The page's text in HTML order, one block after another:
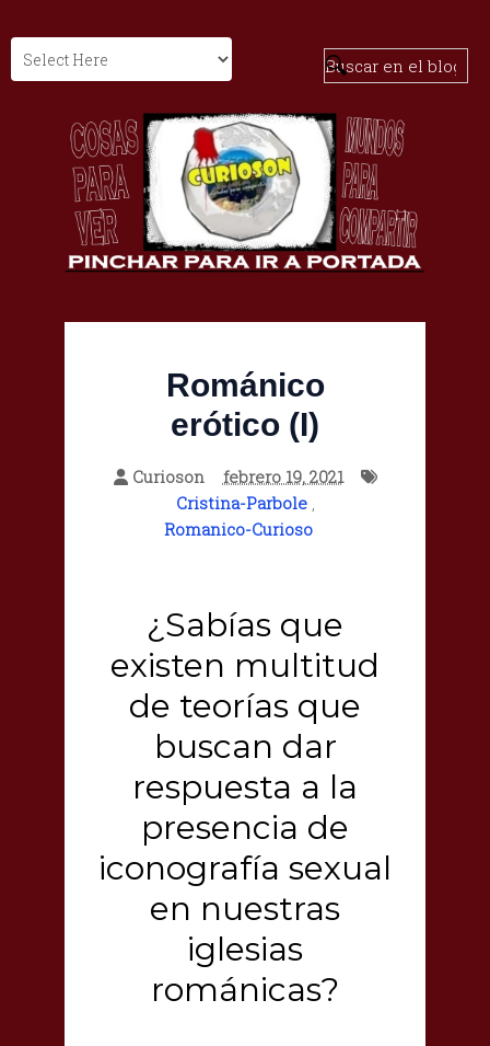
Románico
erótico (I)
Curioson
febrero 19, 2021
Cristina-Parbole,
Romanico-Curioso
¿Sabías que
existen multitud
de teorías que
buscan dar
respuesta a la
presencia de
iconografía sexual
en nuestras
iglesias
románicas?